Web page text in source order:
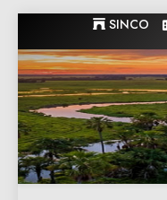
to
content
SINCO